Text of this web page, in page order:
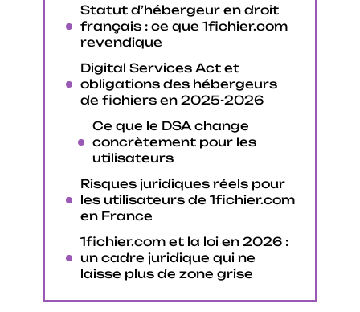
Statut d’hébergeur en droit
français : ce que 1fichier.com
revendique
Digital Services Act et
obligations des hébergeurs
de fichiers en 2025-2026
Ce que le DSA change
concrètement pour les
utilisateurs
Risques juridiques réels pour
les utilisateurs de 1fichier.com
en France
1fichier.com et la loi en 2026 :
un cadre juridique qui ne
laisse plus de zone grise